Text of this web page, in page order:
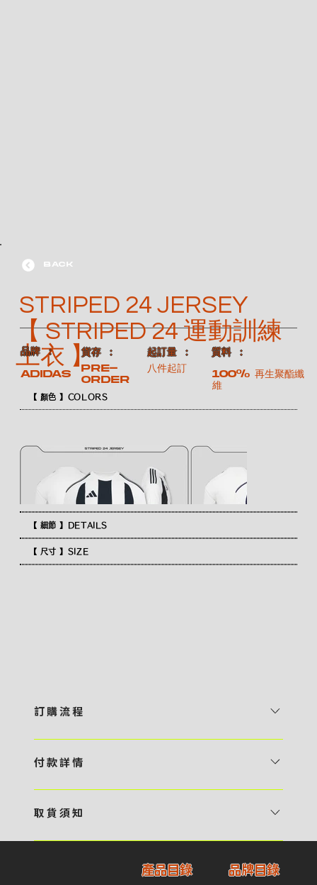
【 顏色 】COLORS
【 細節 】DETAILS
【 尺寸 】SIZE
BACK
STRIPED 24 JERSEY
【 STRIPED 24 運動訓練
上衣 】
​品牌 ：
ADIDAS
​貨存 ：
Pre-
order
​起訂量 ：
八件起訂
​質料 ：
100% 再生聚酯纖
維
訂 購 流 程
預 約 〉，參看官網上的商品目錄和作品照片去選擇心儀的款式，同時可
報價 貴客可透過電郵方式或 WhatsApp 平台提交定製資料，4AM 團
相關價目，貴客最終確認後將獲取正式完整單據，請安排繳付貨款訂金以
啟動貨品製作 4 / 商品印製 訂金核實後，4AM 團隊將隨即開始製作 5
付 款 詳 情
・ Payme ・ 現金機入數 ・ 銀行櫃檯入數 ・ ATM自動櫃員機轉帳 ・
交易單據。如貴客欲更改電郵地址，請與 4AM 團隊聯絡 - 貴客的付款
記錄可透過電郵 或 WhatsApp平台（ 請註明訂單編號 ）交予4AM 團
取 貨 須 知
請與4AM團隊職員聯絡預約取貨時間｜​ ・ GoGoVan ｜即日完成配送
服務｜運費由貴客現金支付司機｜ ・ 順豐速運 ｜貨件運送需要多於2－
產品目錄 品牌目錄